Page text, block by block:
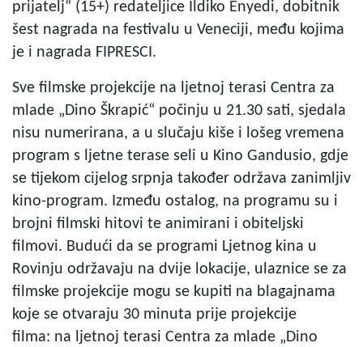
prijatelj“ (15+) redateljice Ildiko Enyedi, dobitnik
šest nagrada na festivalu u Veneciji, među kojima
je i nagrada FIPRESCI.
Sve filmske projekcije na ljetnoj terasi Centra za
mlade „Dino Škrapić“ počinju u 21.30 sati, sjedala
nisu numerirana, a u slučaju kiše i lošeg vremena
program s ljetne terase seli u Kino Gandusio, gdje
se tijekom cijelog srpnja također održava zanimljiv
kino-program. Između ostalog, na programu su i
brojni filmski hitovi te animirani i obiteljski
filmovi. Budući da se programi Ljetnog kina u
Rovinju održavaju na dvije lokacije, ulaznice se za
filmske projekcije mogu se kupiti na blagajnama
koje se otvaraju 30 minuta prije projekcije
filma: na ljetnoj terasi Centra za mlade „Dino